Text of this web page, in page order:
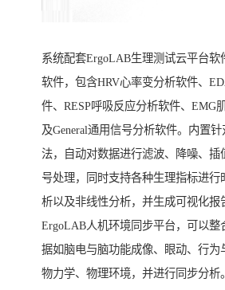
系统配套ErgoLAB生理测试云平台软
软件，包含HRV心率变分析软件、
件、RESP呼吸反应分析软件、EMG
及General通用信号分析软件。内置
法，自动对数据进行滤波、降噪、插
号处理，同时支持各种生理指标进行
析以及非线性分析，并生成可视化报
ErgoLAB人机环境同步平台，可以整
据如脑电与脑功能成像、眼动、行为
物力学、物理环境，并进行同步分析